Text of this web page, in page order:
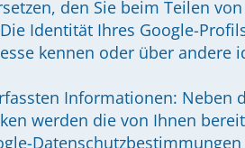
den Sie beim Teilen
Identität Ihres Google-
kennen oder über
Informationen: Neben
werden die von Ihnen